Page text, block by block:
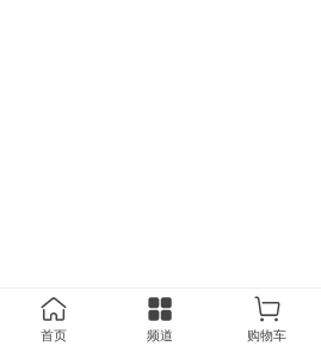
首页 频道 购物车